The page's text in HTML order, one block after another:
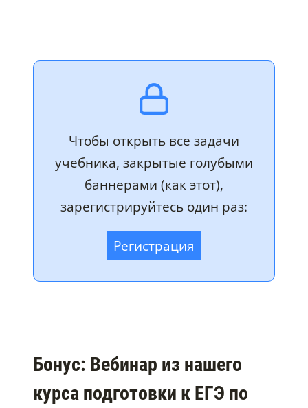
Чтобы открыть все задачи
учебника, закрытые голубыми
баннерами (как этот),
зарегистрируйтесь один раз:
Регистрация
Бонус: Вебинар из нашего
курса подготовки к ЕГЭ по